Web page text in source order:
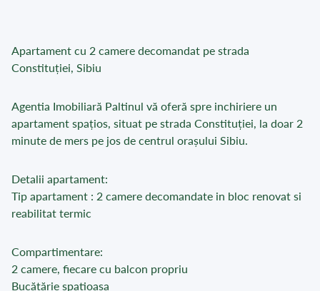
Apartament cu 2 camere decomandat pe strada
Constituției, Sibiu
Agentia Imobiliară Paltinul vă oferă spre inchiriere un
apartament spațios, situat pe strada Constituției, la doar 2
minute de mers pe jos de centrul orașului Sibiu.
Detalii apartament:
Tip apartament : 2 camere decomandate in bloc renovat si
reabilitat termic
Compartimentare:
2 camere, fiecare cu balcon propriu
Bucătărie spatioasa